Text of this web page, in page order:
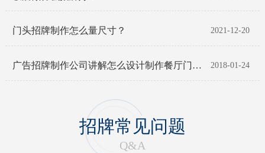
2021-12-20
门头招牌制作怎么量尺寸？
2018-01-24
广告招牌制作公司讲解怎么设计制作餐厅门头招牌
招牌常见问题
Q&A